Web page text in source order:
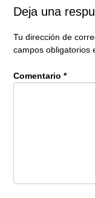
Deja una
Tu dirección de
campos obligatorios
Comentario *